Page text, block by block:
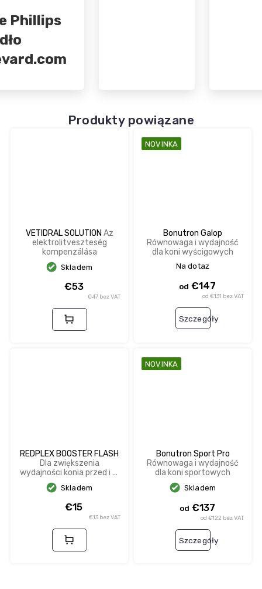
Produkty powiązane
VETIDRAL SOLUTION Az
elektrolitveszteség
kompenzálása
Skladem
€47 bez VAT
€53
NOVINKA
Bonutron Galop
Równowaga i wydajność
dla koni wyścigowych
Na dotaz
od €131 bez VAT
od €147
Szczegóły
REDPLEX BOOSTER FLASH
Dla zwiększenia
wydajności konia przed i w
trakcie zawodów, poprawia
dotlenienie krwi.
Skladem
€13 bez VAT
€15
NOVINKA
Bonutron Sport Pro
Równowaga i wydajność
dla koni sportowych
Skladem
od €122 bez VAT
od €137
Szczegóły
Phillips